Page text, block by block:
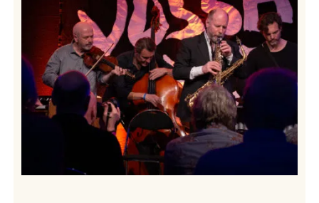
siderhimmelen
til
Vossa
Jazz